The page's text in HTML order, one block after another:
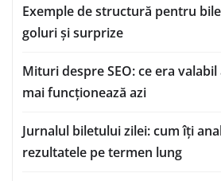
Exemple de structură pentru
goluri și surprize
Mituri despre SEO: ce era
mai funcționează azi
Jurnalul biletului zilei: cum îți
rezultatele pe termen lung